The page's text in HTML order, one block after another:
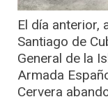
El día anterior,
Santiago de
General de la
Armada
Cervera